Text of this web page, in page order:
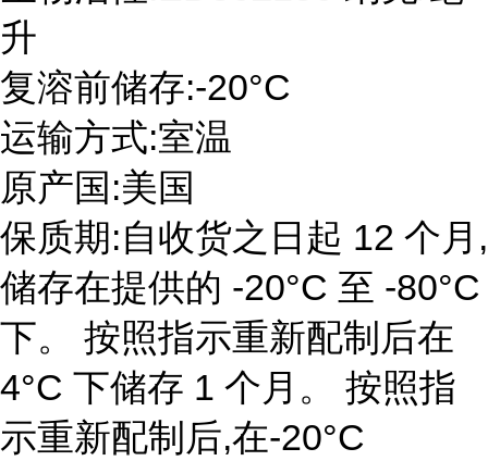
升
复溶前储存:-20°C
运输方式:室温
原产国:美国
保质期:自收货之日起 12 个月,
储存在提供的 -20°C 至 -80°C
下。 按照指示重新配制后在
4°C 下储存 1 个月。 按照指
示重新配制后,在-20°C